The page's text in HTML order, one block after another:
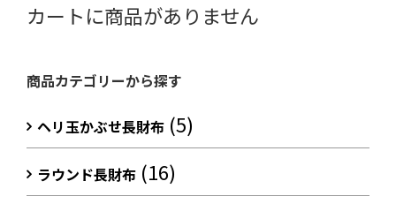
カートに商品がありません
商品カテゴリーから探す
ヘリ玉かぶせ長財布 (5)
ラウンド長財布 (16)